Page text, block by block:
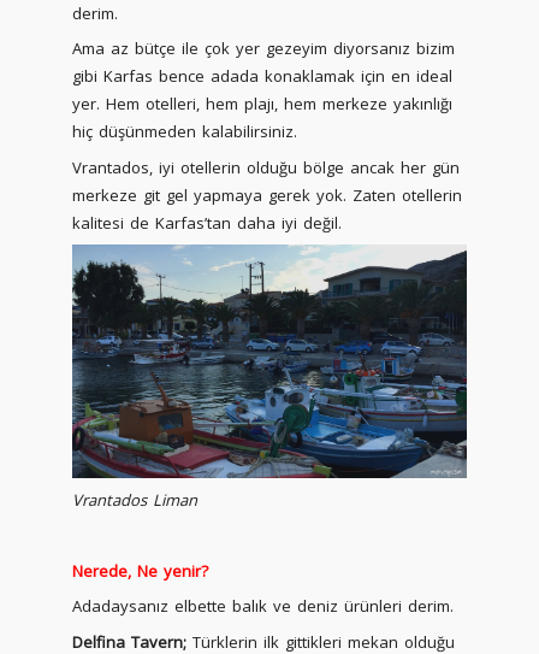
derim.
Ama az bütçe ile çok yer gezeyim diyorsanız bizim
gibi Karfas bence adada konaklamak için en ideal
yer. Hem otelleri, hem plajı, hem merkeze yakınlığı
hiç düşünmeden kalabilirsiniz.
Vrantados, iyi otellerin olduğu bölge ancak her gün
merkeze git gel yapmaya gerek yok. Zaten otellerin
kalitesi de Karfas’tan daha iyi değil.
Vrantados Liman
Nerede, Ne yenir?
Adadaysanız elbette balık ve deniz ürünleri derim.
Delfina Tavern; Türklerin ilk gittikleri mekan olduğu